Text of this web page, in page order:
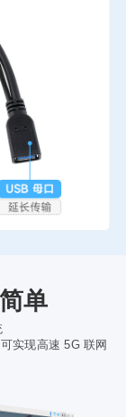
单
实现高速 5G 联网